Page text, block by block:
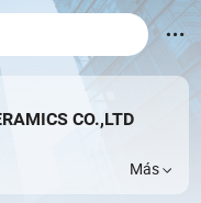
CO.,LTD
Más